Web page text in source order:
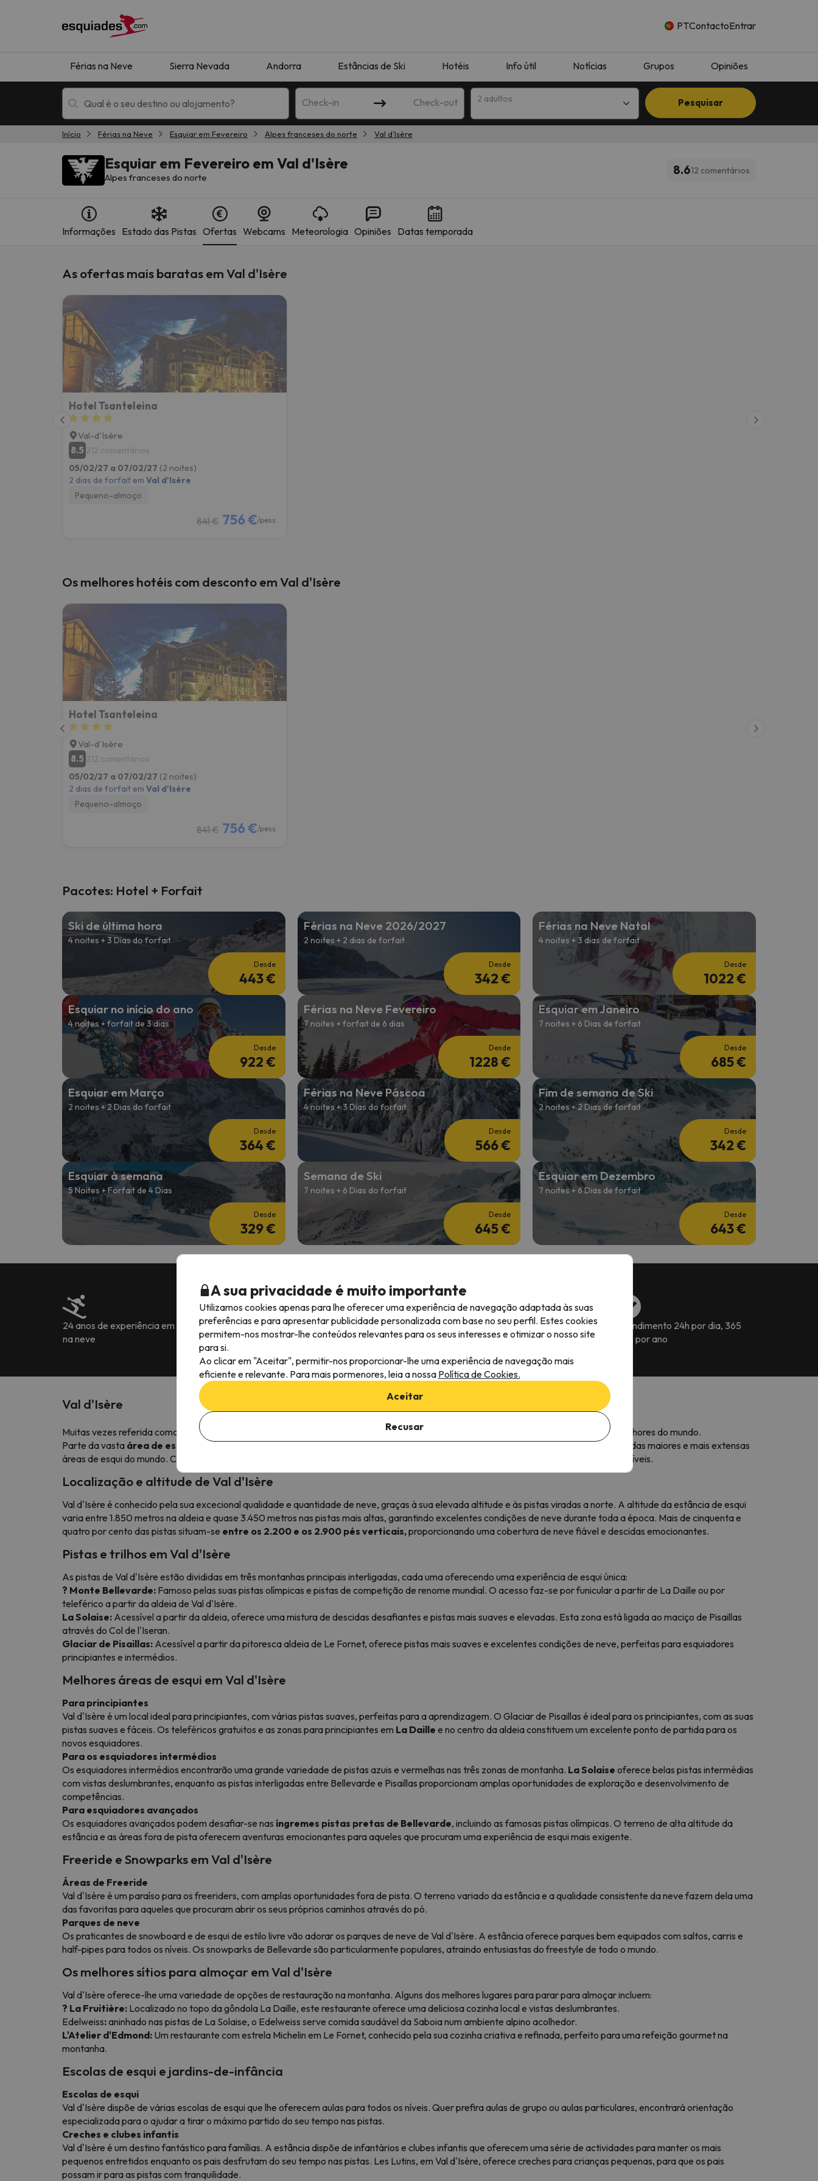
PTContactoEntrar
Férias na Neve Sierra Nevada Andorra Estâncias de Ski Hotéis Info útil Notícias Grupos Opiniões
Check-in Check-out 2 adultos Pesquisar
Férias na neve Hotéis de montanha
Bem, parece que o nosso Seeker perdeu o seu caminho. Assim que encontrar a sua bússola, estará de volta.
Início Férias na Neve Esquiar em Fevereiro Alpes franceses do norte Val d'Isère
Esquiar em Fevereiro em Val d'Isère
Alpes franceses do norte 8.612 comentários
Informações Estado das Pistas Ofertas Webcams Meteorologia Opiniões Datas temporada
As ofertas mais baratas em Val d'Isère
Hotel Tsanteleina
Val-d'Isère
8.5 212 comentários
05/02/27 a 07/02/27 (2 noites)
2 dias de forfait em Val d'Isère
Pequeno-almoço
841 € 756 €/pess.
Os melhores hotéis com desconto em Val d'Isère
Hotel Tsanteleina
Val-d'Isère
8.5 212 comentários
05/02/27 a 07/02/27 (2 noites)
2 dias de forfait em Val d'Isère
Pequeno-almoço
841 € 756 €/pess.
Pacotes: Hotel + Forfait
Ski de última hora
4 noites + 3 Dias do forfait
Desde
443 €
Férias na Neve 2026/2027
2 noites + 2 dias de forfait
Desde
342 €
Férias na Neve Natal
4 noites + 3 dias de forfait
Desde
1022 €
Esquiar no início do ano
4 noites + forfait de 3 dias
Desde
922 €
Férias na Neve Fevereiro
7 noites + forfait de 6 dias
Desde
1228 €
Esquiar em Janeiro
7 noites + 6 Dias de forfait
Desde
685 €
Esquiar em Março
2 noites + 2 Dias do forfait
Desde
364 €
Férias na Neve Páscoa
4 noites + 3 Dias do forfait
Desde
566 €
Fim de semana de Ski
2 noites + 2 Dias de forfait
Desde
342 €
Esquiar à semana
5 Noites + Forfait de 4 Dias
Desde
329 €
Semana de Ski
7 noites + 6 Dias do forfait
Desde
645 €
Esquiar em Dezembro
7 noites + 6 Dias de forfait
Desde
643 €
24 anos de experiência em férias
na neve
Mais de 222.905 avaliações em
7 idiomas
Preços imbatíveis para esquiar
nos Pirenéus e Alpes
Opções flexíveis para reservar a
sua viagem
Atendimento 24h por dia, 365
dias por ano
Val d'Isère
Muitas vezes referida como a Rainha dos Alpes, Val d'Isère é uma estância de esqui que orgulhosamente ocupa um lugar entre as dez melhores do mundo.
Parte da vasta área de esqui de Tignes-Val d'Isè;re, esta estância oferece uma experiência de esqui sem paralelo, tornando-a numa das maiores e mais extensas
áreas de esqui do mundo. Com excelentes condições de neve e um vasto terreno, Val d'Isère é um paraíso para esquiadores de todos os níveis.
Localização e altitude de Val d'Isère
Val d'Isère é conhecido pela sua excecional qualidade e quantidade de neve, graças à sua elevada altitude e às pistas viradas a norte. A altitude da estância de esqui
varia entre 1.850 metros na aldeia e quase 3.450 metros nas pistas mais altas, garantindo excelentes condições de neve durante toda a época. Mais de cinquenta e
quatro por cento das pistas situam-se entre os 2.200 e os 2.900 pés verticais,proporcionando uma cobertura de neve fiável e descidas emocionantes.
Pistas e trilhos em Val d'Isère
As pistas de Val d'Isère estão divididas em três montanhas principais interligadas, cada uma oferecendo uma experiência de esqui única:
? Monte Bellevarde: Famoso pelas suas pistas olímpicas e pistas de competição de renome mundial. O acesso faz-se por funicular a partir de La Daille ou por
teleférico a partir da aldeia de Val d'Isère.
La Solaise: Acessível a partir da aldeia, oferece uma mistura de descidas desafiantes e pistas mais suaves e elevadas. Esta zona está ligada ao maciço de Pisaillas
através do Col de l'Iseran.
Glaciar de Pisaillas: Acessível a partir da pitoresca aldeia de Le Fornet, oferece pistas mais suaves e excelentes condições de neve, perfeitas para esquiadores
principiantes e intermédios.
Melhores áreas de esqui em Val d'Isère
Para principiantes
Val d'Isère é um local ideal para principiantes, com várias pistas suaves, perfeitas para a aprendizagem. O Glaciar de Pisaillas é ideal para os principiantes, com as suas
pistas suaves e fáceis. Os teleféricos gratuitos e as zonas para principiantes em La Daille e no centro da aldeia constituem um excelente ponto de partida para os
novos esquiadores.
Para os esquiadores intermédios
Os esquiadores intermédios encontrarão uma grande variedade de pistas azuis e vermelhas nas três zonas de montanha. La Solaise oferece belas pistas intermédias
com vistas deslumbrantes, enquanto as pistas interligadas entre Bellevarde e Pisaillas proporcionam amplas oportunidades de exploração e desenvolvimento de
competências.
Para esquiadores avançados
Os esquiadores avançados podem desafiar-se nas íngremes pistas pretas de Bellevarde, incluindo as famosas pistas olímpicas. O terreno de alta altitude da
estância e as áreas fora de pista oferecem aventuras emocionantes para aqueles que procuram uma experiência de esqui mais exigente.
Freeride e Snowparks em Val d'Isère
Áreas de Freeride
Val d'Isère é um paraíso para os freeriders, com amplas oportunidades fora de pista. O terreno variado da estância e a qualidade consistente da neve fazem dela uma
das favoritas para aqueles que procuram abrir os seus próprios caminhos através do pó.
Parques de neve
Os praticantes de snowboard e de esqui de estilo livre vão adorar os parques de neve de Val d'Isère. A estância oferece parques bem equipados com saltos, carris e
half-pipes para todos os níveis. Os snowparks de Bellevarde são particularmente populares, atraindo entusiastas do freestyle de todo o mundo.
Os melhores sítios para almoçar em Val d'Isère
Val d'Isère oferece-lhe uma variedade de opções de restauração na montanha. Alguns dos melhores lugares para parar para almoçar incluem:
? La Fruitière: Localizado no topo da gôndola La Daille, este restaurante oferece uma deliciosa cozinha local e vistas deslumbrantes.
Edelweiss:aninhado nas pistas de La Solaise, o Edelweiss serve comida saudável da Saboia num ambiente alpino acolhedor.
L'Atelier d'Edmond: Um restaurante com estrela Michelin em Le Fornet, conhecido pela sua cozinha criativa e refinada, perfeito para uma refeição gourmet na
montanha.
Escolas de esqui e jardins-de-infância
Escolas de esqui
Val d'Isère dispõe de várias escolas de esqui que lhe oferecem aulas para todos os níveis. Quer prefira aulas de grupo ou aulas particulares, encontrará orientação
especializada para o ajudar a tirar o máximo partido do seu tempo nas pistas.
Creches e clubes infantis
Val d'Isère é um destino fantástico para famílias. A estância dispõe de infantários e clubes infantis que oferecem uma série de actividades para manter os mais
pequenos entretidos enquanto os pais desfrutam do seu tempo nas pistas. Les Lutins, em Val d'Isère, oferece creches para crianças pequenas, para que os pais
possam ir para as pistas com tranquilidade.
A sua privacidade é muito importante
Utilizamos cookies apenas para lhe oferecer uma experiência de navegação adaptada às suas
preferências e para apresentar publicidade personalizada com base no seu perfil. Estes cookies
permitem-nos mostrar-lhe conteúdos relevantes para os seus interesses e otimizar o nosso site
para si.
Ao clicar em "Aceitar", permitir-nos proporcionar-lhe uma experiência de navegação mais
eficiente e relevante. Para mais pormenores, leia a nossa Política de Cookies.
Aceitar
Recusar